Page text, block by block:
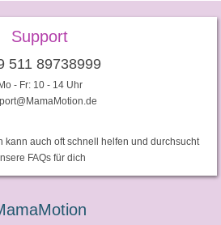
Support
511 89738999
Mo - Fr: 10 - 14 Uhr
kann auch oft schnell helfen und durchsucht
FAQs für dich
MamaMotion